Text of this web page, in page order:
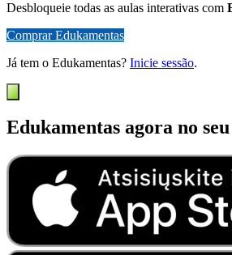
Desbloqueie todas as aulas interativas com
Comprar Edukamentas
Já tem o Edukamentas? Inicie sessão.
Edukamentas agora no